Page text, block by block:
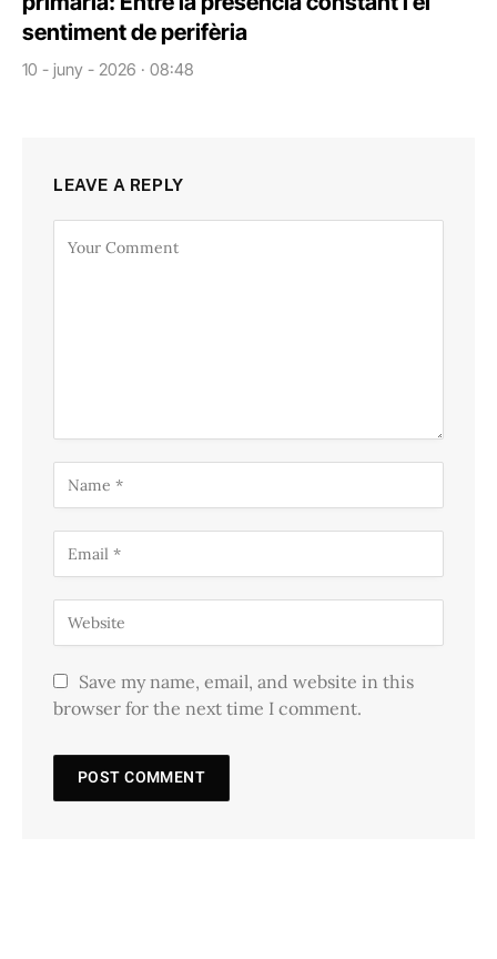
sentiment de perifèria
10 - juny - 2026 · 08:48
LEAVE A REPLY
Save my name, email, and website in this
browser for the next time I comment.